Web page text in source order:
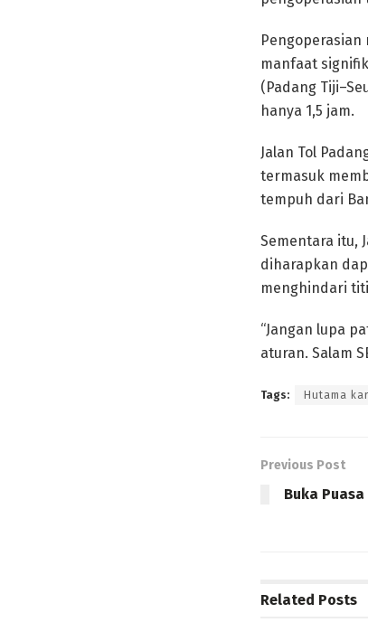
Pengoperasian
manfaat
(Padang
hanya 1,5 jam.
Jalan Tol
termasuk
tempuh dari
Sementara itu,
diharapkan
menghindari
“Jangan lupa
aturan. Salam
Tags: Hutama
Previous Post
Buka
Related Posts